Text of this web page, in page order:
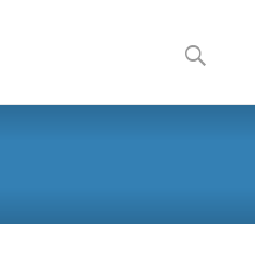
to
content
por: